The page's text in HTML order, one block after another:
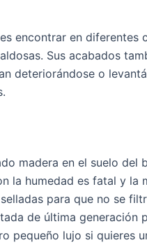
encontrar en diferentes
Sus acabados
deteriorándose o
madera en el suelo del
la humedad es fatal y la
para que no se
de última generación
pequeño lujo si quieres